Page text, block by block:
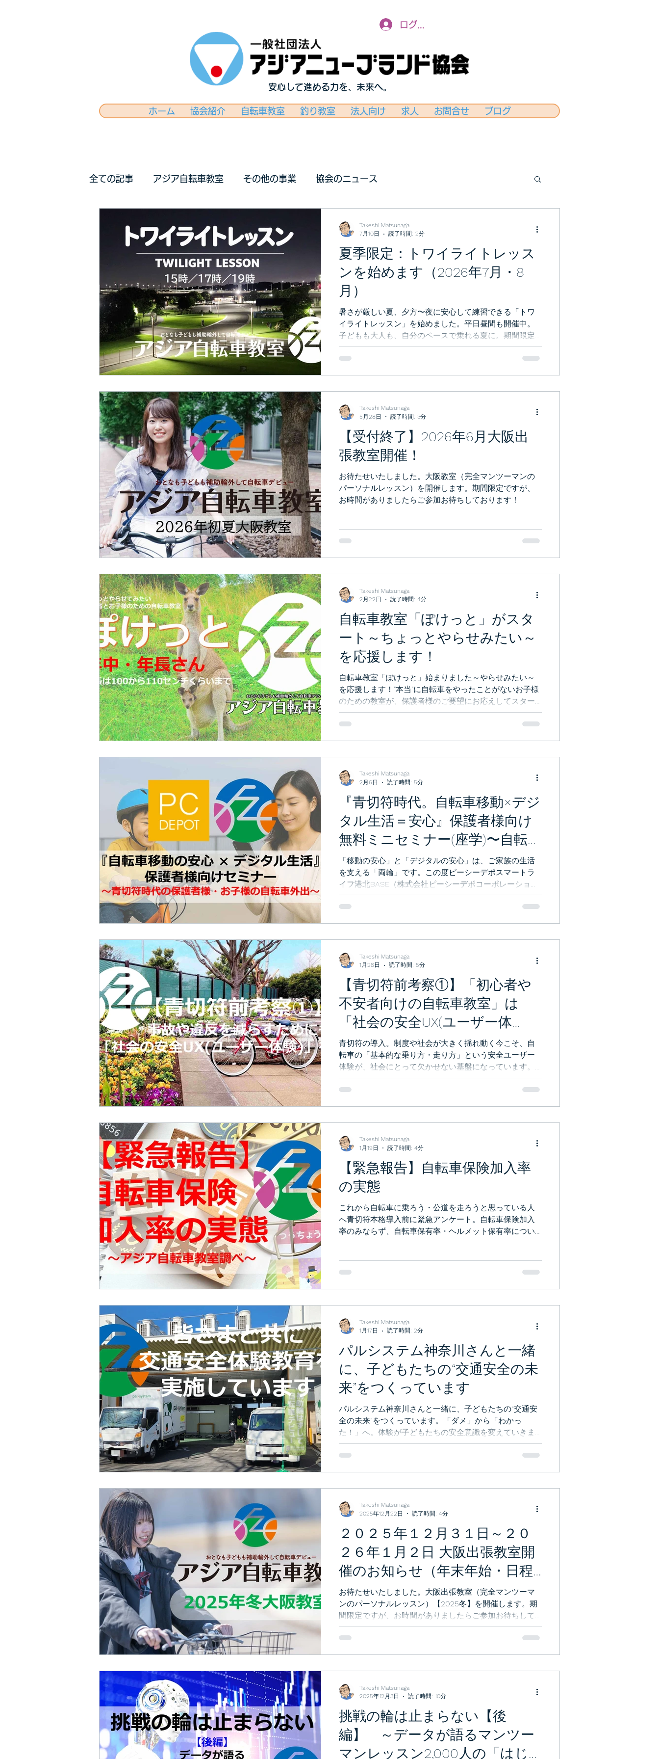
安心して進める力を、未来へ。
ログイン
ホーム 協会紹介 自転車教室 釣り教室 法人向け 求人 お問合せ ブログ
全ての記事 アジア自転車教室 その他の事業 協会のニュース
夏季限定：トワイライトレッス
ンを始めます（2026年7月・8
月）
暑さが厳しい夏、夕方〜夜に安心して練習できる「トワ
イライトレッスン」を始めました。平日昼間も開催中。
子どもも大人も、自分のペースで乗れる夏に。期間限定
の特別メニューですが、お時間がありましたらご参加お
待ちしております！
Takeshi Matsunaga
7月10日
読了時間: 2分
【受付終了】2026年6月大阪出
張教室開催！
お待たせいたしました。大阪教室（完全マンツーマンの
パーソナルレッスン）を開催します。期間限定ですが、
お時間がありましたらご参加お待ちしております！
Takeshi Matsunaga
5月28日
読了時間: 3分
自転車教室「ぽけっと」がスタ
ート～ちょっとやらせみたい～
を応援します！
自転車教室「ぽけっと」始まりました～やらせみたい～
を応援します！"本当"に自転車をやったことがないお子様
のための教室が、保護者様のご要望にお応えしてスター
トしました！お子様の心の準備の場、乗れるようにな
る“前日譚”をつくる場所です。ぜひお越しくださいませ。
Takeshi Matsunaga
2月22日
読了時間: 4分
『青切符時代。自転車移動×デジ
タル生活＝安心』保護者様向け
無料ミニセミナー(座学)〜自転車
外出を“安心”で支える10分〜
「移動の安心」と「デジタルの安心」は、ご家族の生活
を支える「両輪」です。この度ピーシーデポスマートラ
イフ港北BASE（株式会社ピーシーデポコーポレーショ
ン）は、アジア自転車教室（一般社団法人アジアニュー
ブランド協会）と協力し、横浜市都筑区を中心とする地
た。今後も継続して開催していきます。どうぞお越しく
ださいませ。
Takeshi Matsunaga
2月6日
読了時間: 5分
【青切符前考察①】「初心者や
不安者向けの自転車教室」は
「社会の安全UX(ユーザー体
験)」の根本を支える場
青切符の導入。制度や社会が大きく揺れ動く今こそ、自
転車の「基本的な乗り方・走り方」という安全ユーザー
体験が、社会にとって欠かせない基盤になっています。
アジア自転車教室はその「根本」を支える場、というお
話です。
Takeshi Matsunaga
1月28日
読了時間: 5分
【緊急報告】自転車保険加入率
の実態
これから自転車に乗ろう・公道を走ろうと思っている人
へ青切符本格導入前に緊急アンケート。自転車保険加入
率のみならず、自転車保有率・ヘルメット保有率につい
Takeshi Matsunaga
1月19日
読了時間: 4分
パルシステム神奈川さんと一緒
に、子どもたちの“交通安全の未
来”をつくっています
パルシステム神奈川さんと一緒に、子どもたちの“交通安
全の未来”をつくっています。「ダメ」から「わかっ
た！」へ。体験が子どもたちの安全意識を変えていきま
す。ぜひお読みください。
Takeshi Matsunaga
1月17日
読了時間: 2分
２０２５年１２月３１日～２０
２６年１月２日 大阪出張教室開
催のお知らせ（年末年始・日程
限定）
お待たせいたしました。大阪出張教室（完全マンツーマ
ンのパーソナルレッスン）【2025冬】を開催します。期
間限定ですが、お時間がありましたらご参加お待ちして
おります！
Takeshi Matsunaga
2025年12月22日
読了時間: 4分
挑戦の輪は止まらない【後
編】 ～データが語るマンツー
マンレッスン2,000人の「はじ
Takeshi Matsunaga
2025年12月3日
読了時間: 10分